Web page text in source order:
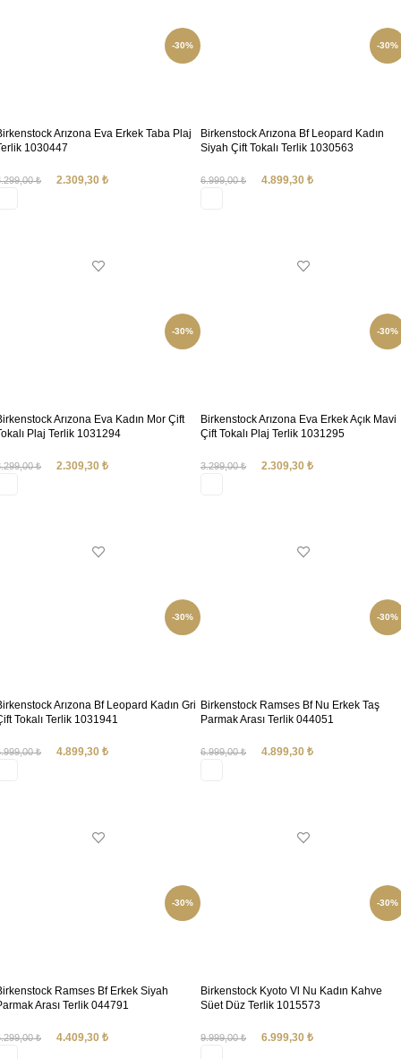
-30%
Arızona Eva Erkek Taba Plaj
1030447
₺ 2.309,30 ₺
-30%
Birkenstock Arızona Bf Leopard Kadın
Siyah Çift Tokalı Terlik 1030563
6.999,00₺ 4.899,30 ₺
-30%
Arızona Eva Kadın Mor Çift
Plaj Terlik 1031294
₺ 2.309,30 ₺
-30%
Birkenstock Arızona Eva Erkek Açık Mavi
Çift Tokalı Plaj Terlik 1031295
3.299,00₺ 2.309,30 ₺
-30%
Arızona Bf Leopard Kadın Gri
Tokalı Terlik 1031941
₺ 4.899,30 ₺
-30%
Birkenstock Ramses Bf Nu Erkek Taş
Parmak Arası Terlik 044051
6.999,00₺ 4.899,30 ₺
-30%
Ramses Bf Erkek Siyah
Arası Terlik 044791
₺ 4.409,30 ₺
-30%
Birkenstock Kyoto Vl Nu Kadın Kahve
Süet Düz Terlik 1015573
9.999,00₺ 6.999,30 ₺